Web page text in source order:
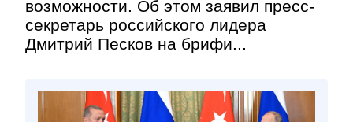
возможности. Об этом заявил пресс-
секретарь российского лидера
Дмитрий Песков на брифи...